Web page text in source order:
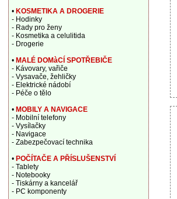
• KOSMETIKA A DROGERIE
- Hodinky
- Rady pro ženy
- Kosmetika a celulitida
- Drogerie
• MALÉ DOMàCÍ SPOTŘEBIČE
- Kávovary, vařiče
- Vysavače, žehličky
- Elektrické nádobí
- Péče o tělo
• MOBILY A NAVIGACE
- Mobilní telefony
- Vysílačky
- Navigace
- Zabezpečovací technika
• POČÍTAČE A PŘÍSLUŠENSTVÍ
- Tablety
- Notebooky
- Tiskárny a kancelář
- PC komponenty